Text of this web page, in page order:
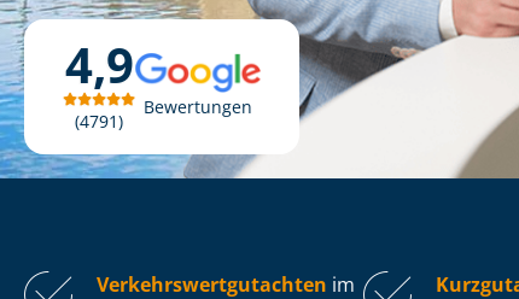
4,9
4791
Bewertungen
Ver­kehrs­wert­gut­ach­ten im